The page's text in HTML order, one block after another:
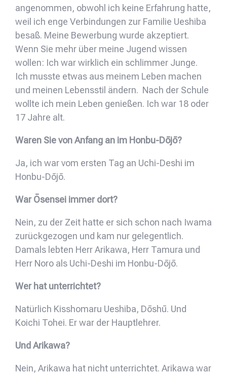
angenommen, obwohl ich keine Erfahrung hatte,
weil ich enge Verbindungen zur Familie Ueshiba
besaß. Meine Bewerbung wurde akzeptiert.
Wenn Sie mehr über meine Jugend wissen
wollen: Ich war wirklich ein schlimmer Junge.
Ich musste etwas aus meinem Leben machen
und meinen Lebensstil ändern. Nach der Schule
wollte ich mein Leben genießen. Ich war 18 oder
17 Jahre alt.
Waren Sie von Anfang an im Honbu-Dōjō?
Ja, ich war vom ersten Tag an Uchi-Deshi im
Honbu-Dōjō.
War Ōsensei immer dort?
Nein, zu der Zeit hatte er sich schon nach Iwama
zurückgezogen und kam nur gelegentlich.
Damals lebten Herr Arikawa, Herr Tamura und
Herr Noro als Uchi-Deshi im Honbu-Dōjō.
Wer hat unterrichtet?
Natürlich Kisshomaru Ueshiba, Dōshū. Und
Koichi Tohei. Er war der Hauptlehrer.
Und Arikawa?
Nein, Arikawa hat nicht unterrichtet. Arikawa war